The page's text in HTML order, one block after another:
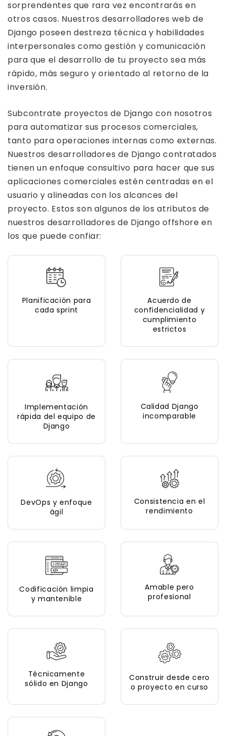
sorprendentes que rara vez encontrarás en
otros casos. Nuestros desarrolladores web de
Django poseen destreza técnica y habilidades
interpersonales como gestión y comunicación
para que el desarrollo de tu proyecto sea más
rápido, más seguro y orientado al retorno de la
inversión.
Subcontrate proyectos de Django con nosotros
para automatizar sus procesos comerciales,
tanto para operaciones internas como externas.
Nuestros desarrolladores de Django contratados
tienen un enfoque consultivo para hacer que sus
aplicaciones comerciales estén centradas en el
usuario y alineadas con los alcances del
proyecto. Estos son algunos de los atributos de
nuestros desarrolladores de Django offshore en
los que puede confiar:
Planificación para
cada sprint
Acuerdo de
confidencialidad y
cumplimiento
estrictos
Implementación
rápida del equipo de
Django
Calidad Django
incomparable
DevOps y enfoque
ágil
Consistencia en el
rendimiento
Codificación limpia
y mantenible
Amable pero
profesional
Técnicamente
sólido en Django
Construir desde cero
o proyecto en curso